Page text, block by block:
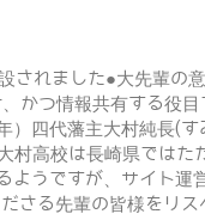
れました●大先輩の
かつ情報共有する役目
四代藩主大村純長(す
高校は長崎県ではた
ようですが、サイト運
さる先輩の皆様をリス